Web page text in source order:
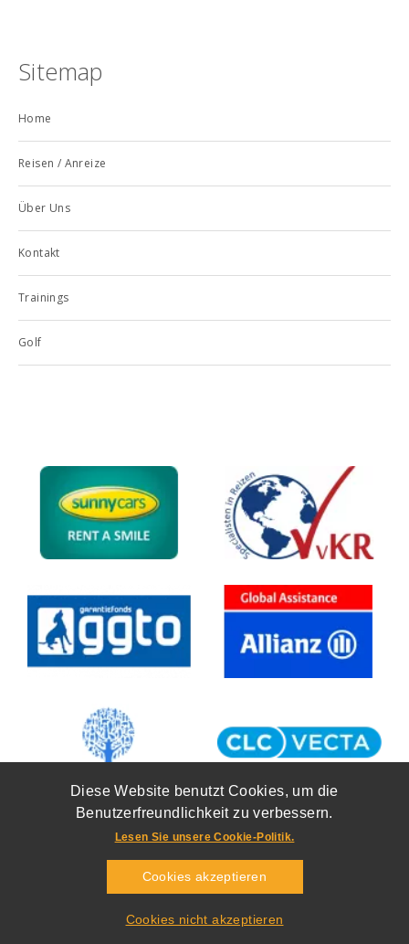
Diese Website benutzt Cookies, um die
Benutzerfreundlichkeit zu verbessern.
Lesen Sie unsere Cookie-Politik.
Cookies akzeptieren
Cookies nicht akzeptieren
Sitemap
Home
Reisen / Anreize
Über Uns
Kontakt
Trainings
Golf
Training und Travel Bieslook 2d